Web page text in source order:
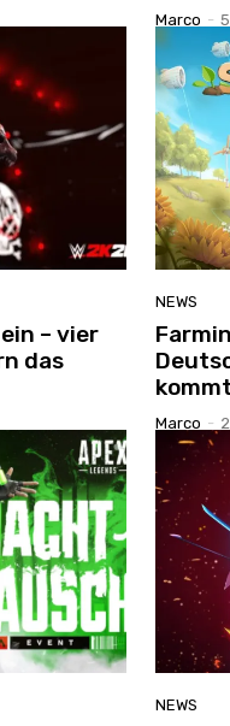
Marco -
– vier
das
NEWS
Marco -
NEWS